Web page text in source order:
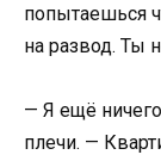
попытаешься
на развод. Ты
— Я ещё
плечи. —